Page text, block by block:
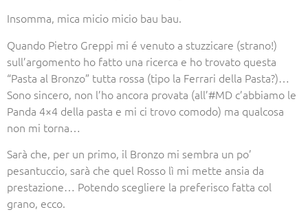
Insomma, mica micio micio bau bau.
Quando Pietro Greppi mi é venuto a stuzzicare (strano!)
sull’argomento ho fatto una ricerca e ho trovato questa
“Pasta al Bronzo” tutta rossa (tipo la Ferrari della Pasta?)…
Sono sincero, non l’ho ancora provata (all’#MD c’abbiamo le
Panda 4×4 della pasta e mi ci trovo comodo) ma qualcosa
non mi torna…
Sarà che, per un primo, il Bronzo mi sembra un po’
pesantuccio, sarà che quel Rosso lì mi mette ansia da
prestazione… Potendo scegliere la preferisco fatta col
grano, ecco.